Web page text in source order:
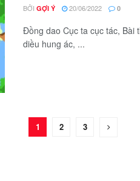
BỞI GỢI Ý 20/06/2022 0
Đồng dao Cục ta cục tác, Bài
diều hung ác, ...
1 2 3